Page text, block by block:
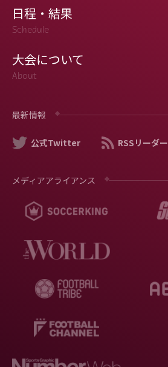
日程・結果
Schedule
大会について
About
最新情報
公式Twitter RSSリーダー
メディアアライアンス